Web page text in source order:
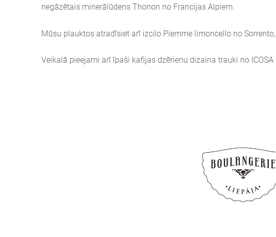
negāzētais minerālūdens Thonon no Francijas Alpiem.
Mūsu plauktos atradīsiet arī izcilo Piemme limoncello no
Veikalā pieejami arī īpaši kafijas dzērienu dizaina trauki no